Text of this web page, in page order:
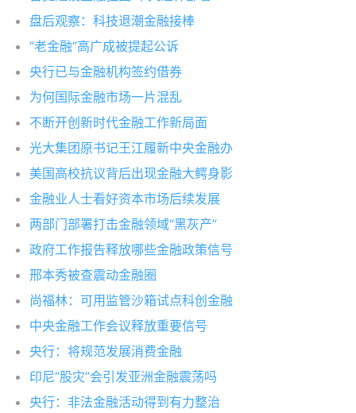
盘后观察：科技退潮金融接棒
“老金融”高广成被提起公诉
央行已与金融机构签约借券
为何国际金融市场一片混乱
不断开创新时代金融工作新局面
光大集团原书记王江履新中央金融办
美国高校抗议背后出现金融大鳄身影
金融业人士看好资本市场后续发展
两部门部署打击金融领域“黑灰产”
政府工作报告释放哪些金融政策信号
邢本秀被查震动金融圈
尚福林：可用监管沙箱试点科创金融
中央金融工作会议释放重要信号
央行：将规范发展消费金融
印尼“股灾”会引发亚洲金融震荡吗
央行：非法金融活动得到有力整治